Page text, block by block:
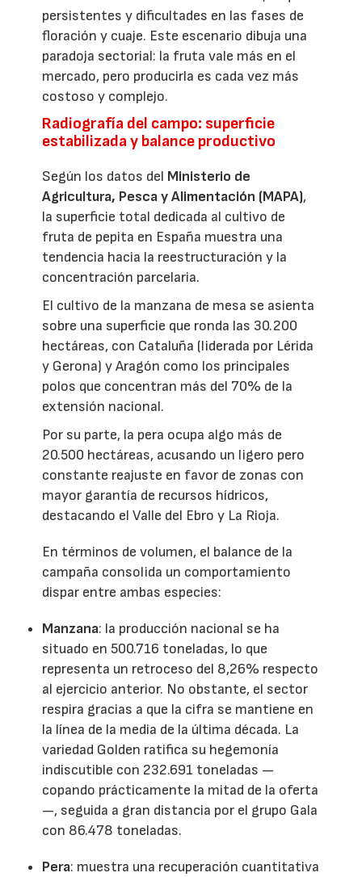
persistentes y dificultades en las fases de
floración y cuaje. Este escenario dibuja una
paradoja sectorial: la fruta vale más en el
mercado, pero producirla es cada vez más
costoso y complejo.
Radiografía del campo: superficie
estabilizada y balance productivo
Según los datos del Ministerio de
Agricultura, Pesca y Alimentación (MAPA),
la superficie total dedicada al cultivo de
fruta de pepita en España muestra una
tendencia hacia la reestructuración y la
concentración parcelaria.
El cultivo de la manzana de mesa se asienta
sobre una superficie que ronda las 30.200
hectáreas, con Cataluña (liderada por Lérida
y Gerona) y Aragón como los principales
polos que concentran más del 70% de la
extensión nacional.
Por su parte, la pera ocupa algo más de
20.500 hectáreas, acusando un ligero pero
constante reajuste en favor de zonas con
mayor garantía de recursos hídricos,
destacando el Valle del Ebro y La Rioja.
En términos de volumen, el balance de la
campaña consolida un comportamiento
dispar entre ambas especies:
Manzana: la producción nacional se ha
situado en 500.716 toneladas, lo que
representa un retroceso del 8,26% respecto
al ejercicio anterior. No obstante, el sector
respira gracias a que la cifra se mantiene en
la línea de la media de la última década. La
variedad Golden ratifica su hegemonía
indiscutible con 232.691 toneladas —
copando prácticamente la mitad de la oferta
—, seguida a gran distancia por el grupo Gala
con 86.478 toneladas.
Pera: muestra una recuperación cuantitativa